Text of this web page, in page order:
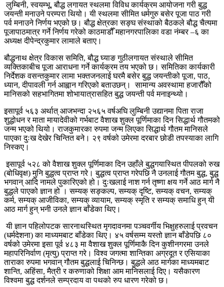
लुम्बिनी, स्वयम्भू, बौद्ध लगायत स्थलमा विविध कार्यक्रम आयोजना गरी बुद्ध
जयन्ती मनाउने परम्परा थियो। यी स्थलमा सीमित धर्मगुरु बसेर पूजा पाठ गरी
पर्व मनाउने निर्णय भएको छ। बौद्ध क्षेत्रका सङ्घ संस्थाको बैठकले बौद्ध चैत्यमा
पूजापाठमात्र गर्ने निर्णय गरेको काठमाडौँ महानगरपालिका वडा नंम्बर –६ का
अध्यक्ष दीपेन्द्रकुमार लामाले बताए।
बौद्धनाथ क्षेत्र विकास समिति, बौद्ध घ्याङ गुठीलगायत संस्थाले सीमित
व्यक्तिकाबीच पूजा आराधना गर्ने कार्यक्रम तय भएको छ। समितिका कार्यकारी
निर्देशक वसन्तकुमार लामा भक्तजनलाई घरमै बसेर बुद्ध जयन्तीको पूजा, पाठ,
ध्यान, दीपावली गर्न आह्वान गरिएको बताउछन्। सामान्य अवस्थामा हजारौँको
मानिसको सहभागितमा शोभायात्रासहित बुद्ध जयन्ती पर्व मनाइन्थ्यो।
इसापूर्व ५६३ अर्थात् आजभन्दा २५६५ वर्षअघि लुम्बिनी उद्यानमा पिता राजा
शुद्धोधन र माता मायादेवीको गर्भबाट वैशाख शुक्ल पूर्णिमाका दिन सिद्धार्थ गौतमको
जन्म भएको थियो। राजकुमारका रुपमा जन्म लिएका सिद्धार्थ गौतम मानिसले
पाएका दुःख देखेर चिन्तित बने। २९ वर्षको उमेरमा दरबार छोडी तपस्याका लागि
निस्कए।
इसापूर्व ५२८ को वैशाख शुक्ल पूर्णिमाका दिन उहाँले बुद्धगयास्थित पीपलको रुख
(बोधिवृक्ष) मुनि बुद्धत्व प्राप्त गरे। बुद्धत्व प्राप्त गरेपछि नै उनलाई गौतम बुद्ध, बुद्ध
भगवान् आदि नामले पुकारिएको हो। दुःखलाई नाश गर्न तृष्णा क्षय गर्ने आठ मार्ग नै
बुद्धले पाएको ज्ञान हो । सम्यक् सङ्कल्प, सम्यक् दृष्टि, सम्यक् वचन, सम्यक्
कर्म, सम्यक् आजीविका, सम्यक् व्यायाम, सम्यक् स्मृति र सम्यक् समाधि हुन् यी
आठ मार्ग हुन् भनी उनले ज्ञान बाँडेका थिए।
यी ज्ञान पहिलोपटक सारनाथस्थित मृगदावनमा पञ्चवर्गीय भिक्षुहरुलाई प्रवचन
(धर्मदेशना) का माध्यमबाट बाँडेका थिए। ४५ वर्षसम्म यस्तो ज्ञान बाँडेपछि ८०
वर्षको उमेरमा इसा पूर्व ४८३ मा वैशाख शुक्ल पूर्णिमाकै दिन कुशीनगरमा उनले
महापरिनिर्वाण (मृत्यु) प्राप्त गरे। विश्व जगत्मा शान्तिका अग्रदूत र एसियाका
ताराका रुपमा भगवान् गौतम बुद्धलाई चिनिन्छ। बुद्धले आठ मार्गका माध्यमबाट
शान्ति, अहिंसा, मैत्री र करुणाको शिक्षा आम मानिसलाई दिए। यसैकारण
विश्वमा बुद्ध दर्शनले सम्प्रदाय वा पथको रुप धारण गरेको छ।